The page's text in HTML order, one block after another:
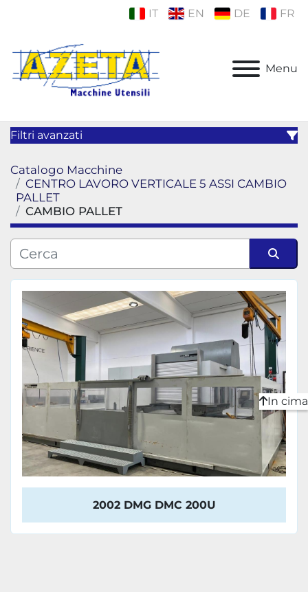
IT EN DE FR
Menu
Filtri avanzati
Categoria
Produttore
Modello
Catalogo Macchine
CENTRO LAVORO VERTICALE 5 ASSI CAMBIO
PALLET
CAMBIO PALLET
Ordina per
2002 DMG DMC 200U
In cima